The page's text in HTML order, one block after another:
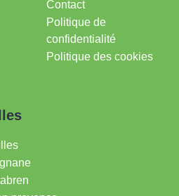
Contact
Politique de
confidentialité
Politique des cookies